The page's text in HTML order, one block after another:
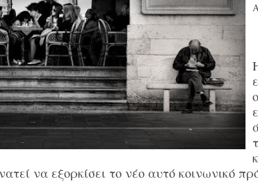
να εξορκίσει το νέο αυτό κοινωνικό